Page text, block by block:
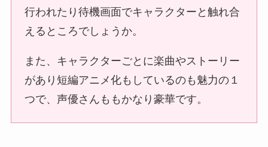
行われたり待機画面でキャラクターと触れ合
えるところでしょうか。
また、キャラクターごとに楽曲やストーリー
があり短編アニメ化もしているのも魅力の１
つで、声優さんももかなり豪華です。